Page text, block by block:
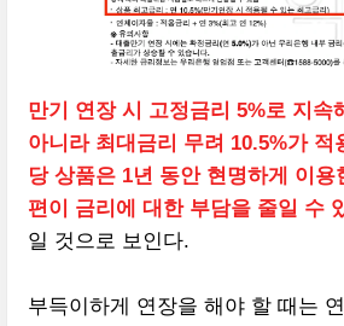
만기 연장 시 고정금리 5%로 지속
아니라 최대금리 무려 10.5%가 적
당 상품은 1년 동안 현명하게 이용
편이 금리에 대한 부담을 줄일 수
일 것으로 보인다.
부득이하게 연장을 해야 할 때는